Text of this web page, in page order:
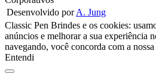
Desenvolvido porA. Jung
Classic Pen Brindes e os cookies:
anúncios e melhorar a sua experiência
navegando, você concorda com a nossa
Entendi